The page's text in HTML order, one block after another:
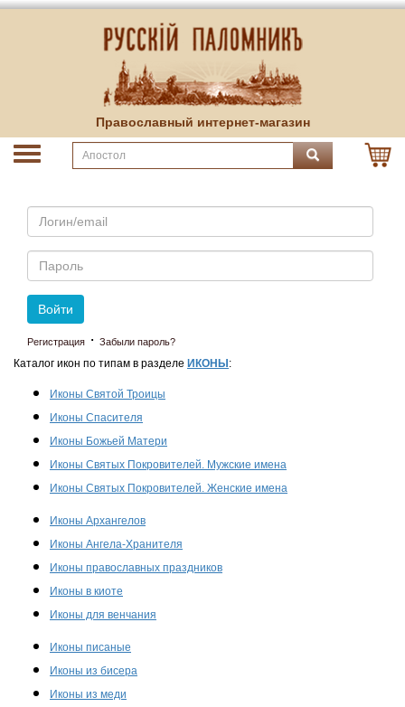
Православный интернет-магазин
Email
Пароль
Войти
Регистрация · Забыли пароль?
Каталог икон по типам в разделе ИКОНЫ :
Иконы Святой Троицы
Иконы Спасителя
Иконы Божьей Матери
Иконы Святых Покровителей. Мужские имена
Иконы Святых Покровителей. Женские имена
Иконы Архангелов
Иконы Ангела-Хранителя
Иконы православных праздников
Иконы в киоте
Иконы для венчания
Иконы писаные
Иконы из бисера
Иконы из меди